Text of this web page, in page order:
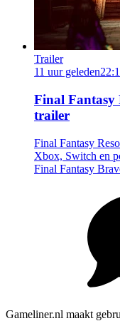
Trailer
11 uur geleden
Final Fantasy
trailer
Final Fantasy
Xbox, Switch en
Final Fantasy
Gameliner.nl maakt